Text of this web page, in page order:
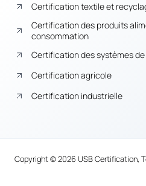
Certification textile et
Certification des produits
consommation
Certification des systèmes
Certification agricole
Certification industrielle
Copyright © 2026 USB Certification,